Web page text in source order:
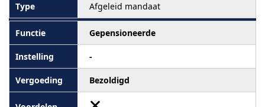
Afgeleid mandaat
Gepensioneerde
-
Bezoldigd